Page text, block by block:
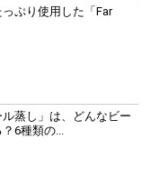
ぷり使用した「Far
ル蒸し」は、どんなビー
6種類の...